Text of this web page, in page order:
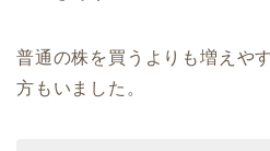
普通の株を買うよりも増えや
方もいました。